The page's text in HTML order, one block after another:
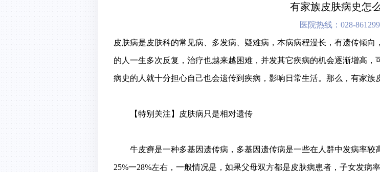
有家族皮肤病史怎
医院热线：028-
皮肤病是皮肤科的常见病、多发病、疑难病，本病病程漫长，有遗传倾
的人一生多次反复，治疗也越来越困难，并发其它疾病的机会逐渐增高
病史的人就十分担心自己也会遗传到疾病，影响日常生活。那么，有家族
【特别关注】皮肤病只是相对遗传
牛皮癣是一种多基因遗传病，多基因遗传病是一些在人群中发病率较
25%一28%左右，一般情况是，如果父母双方都是皮肤病患者，子女发病